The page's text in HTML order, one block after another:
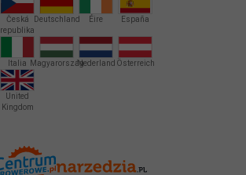
Česká
republika
Deutschland Éire España
Italia MagyarországNederland Österreich
United
Kingdom